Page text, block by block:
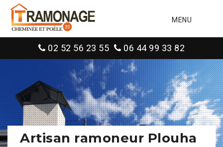
MENU
02 52 56 23 55 06 44 99 33 82
Artisan ramoneur Plouha